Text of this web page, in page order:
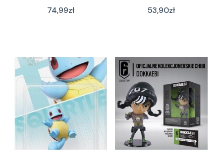
74,99zł 53,90zł